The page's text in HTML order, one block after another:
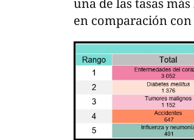
una de las tasas
en comparación